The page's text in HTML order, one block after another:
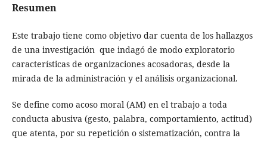
Resumen
Este trabajo tiene como objetivo dar cuenta de los hallazgos
de una investigación que indagó de modo exploratorio
características de organizaciones acosadoras, desde la
mirada de la administración y el análisis organizacional.
Se define como acoso moral (AM) en el trabajo a toda
conducta abusiva (gesto, palabra, comportamiento, actitud)
que atenta, por su repetición o sistematización, contra la